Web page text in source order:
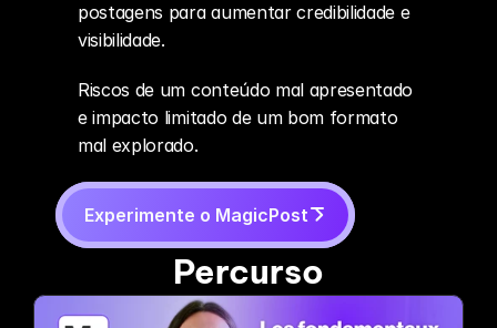
postagens para aumentar credibilidade e
visibilidade.
Riscos de um conteúdo mal apresentado
e impacto limitado de um bom formato
mal explorado.
Experimente o MagicPost
Percurso